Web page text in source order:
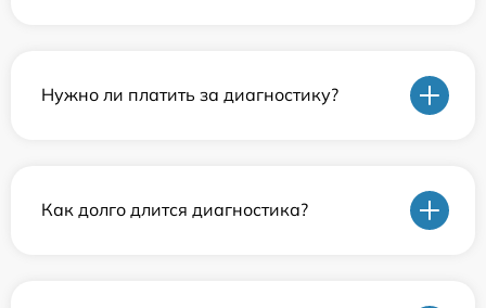
Нужно ли платить за диагностику?
Как долго длится диагностика?